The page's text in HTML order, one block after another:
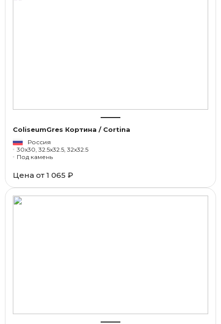
ColiseumGres Кортина / Cortina
Россия
30x30, 32.5x32.5, 32x32.5
Под камень
Цена от 1 065 ₽